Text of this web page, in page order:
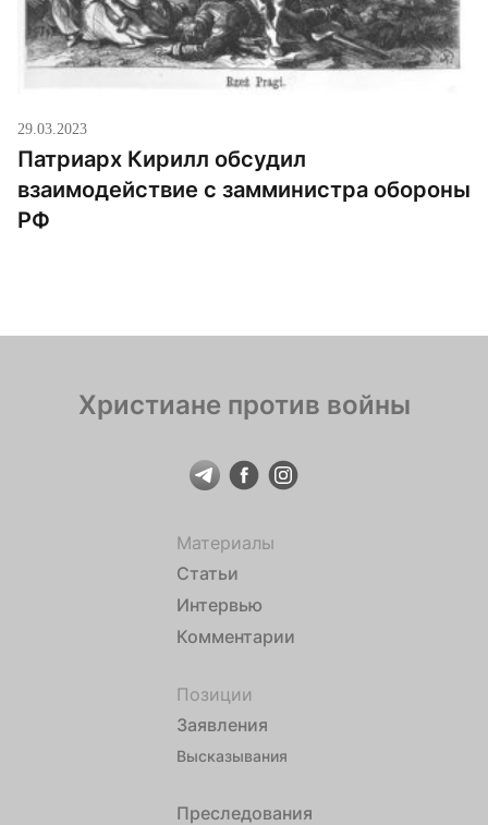
29.03.2023
Патриарх Кирилл обсудил
взаимодействие с замминистра обороны
РФ
Христиане против войны
Материалы
Статьи
Интервью
Комментарии
Позиции
Заявления
Высказывания
Преследования